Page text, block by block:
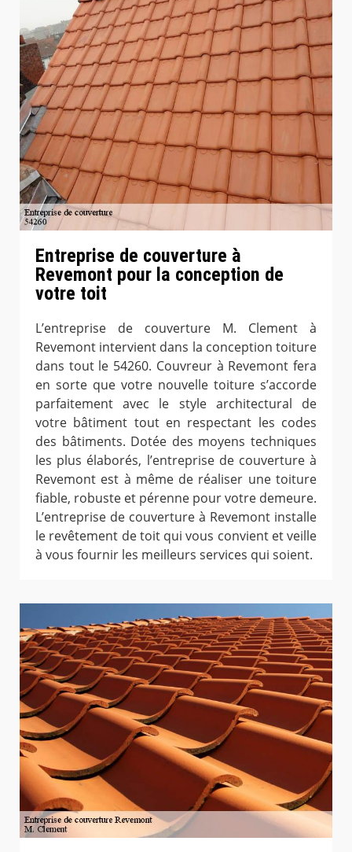
Entreprise de couverture à
Revemont pour la conception de
votre toit
L’entreprise de couverture M. Clement à
Revemont intervient dans la conception toiture
dans tout le 54260. Couvreur à Revemont fera
en sorte que votre nouvelle toiture s’accorde
parfaitement avec le style architectural de
votre bâtiment tout en respectant les codes
des bâtiments. Dotée des moyens techniques
les plus élaborés, l’entreprise de couverture à
Revemont est à même de réaliser une toiture
fiable, robuste et pérenne pour votre demeure.
L’entreprise de couverture à Revemont installe
le revêtement de toit qui vous convient et veille
à vous fournir les meilleurs services qui soient.